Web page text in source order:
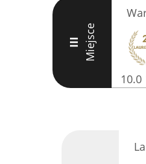
III Miejsce
10.0